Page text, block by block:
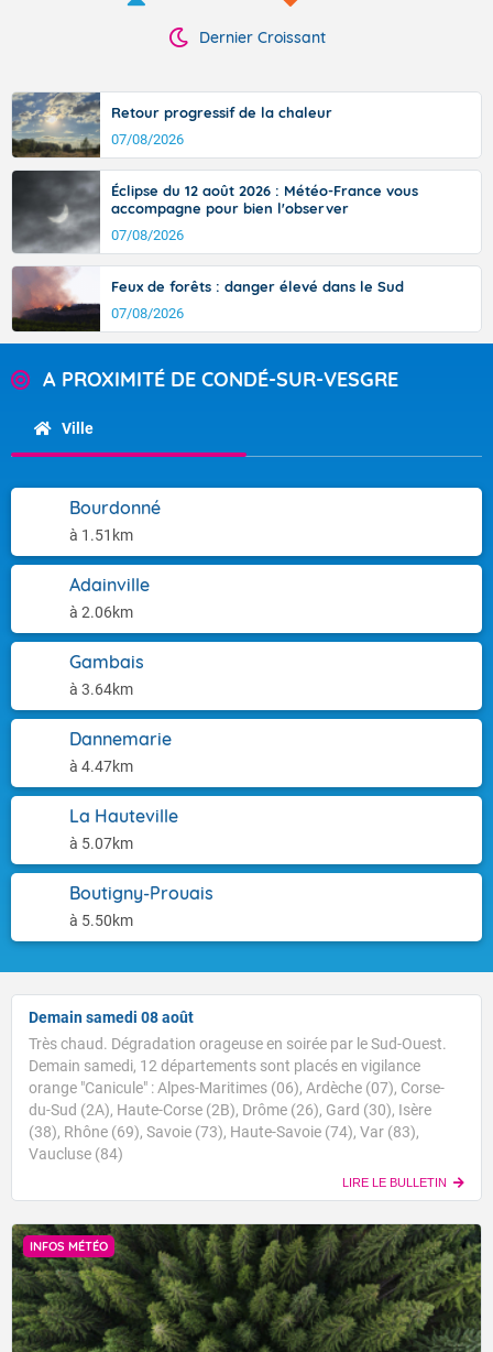
Dernier Croissant
Retour progressif de la chaleur
07/08/2026
Éclipse du 12 août 2026 : Météo-France vous
accompagne pour bien l'observer
07/08/2026
Feux de forêts : danger élevé dans le Sud
07/08/2026
A PROXIMITÉ DE CONDÉ-SUR-VESGRE
Ville
Bourdonné
à 1.51km
Adainville
à 2.06km
Gambais
à 3.64km
Dannemarie
à 4.47km
La Hauteville
à 5.07km
Boutigny-Prouais
à 5.50km
Demain samedi 08 août
Très chaud. Dégradation orageuse en soirée par le Sud-Ouest.
Demain samedi, 12 départements sont placés en vigilance
orange "Canicule" : Alpes-Maritimes (06), Ardèche (07), Corse-
du-Sud (2A), Haute-Corse (2B), Drôme (26), Gard (30), Isère
(38), Rhône (69), Savoie (73), Haute-Savoie (74), Var (83),
Vaucluse (84)
LIRE LE BULLETIN
INFOS MÉTÉO